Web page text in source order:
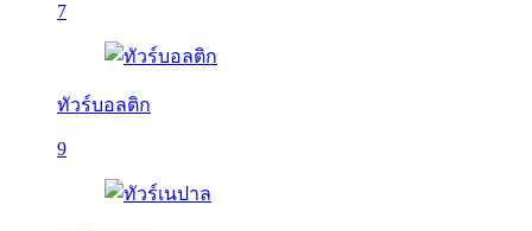
7
ทัวร์บอลติก
9